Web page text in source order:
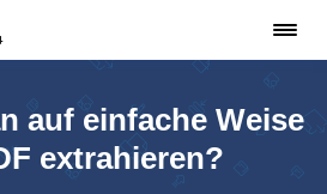
auf einfache Weise
extrahieren?